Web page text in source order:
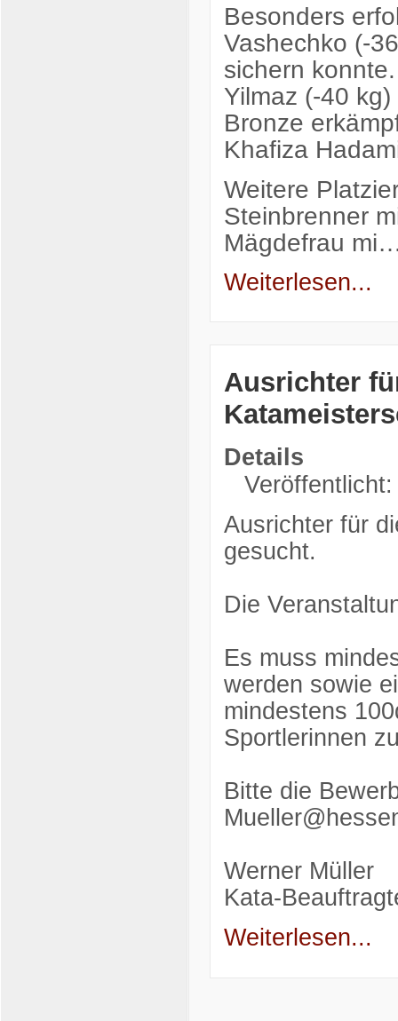
Besonders
Vashechko (-
sichern
Yilmaz (-40
Bronze
Khafiza
Weitere
Steinbrenner
Mägdefrau
Weiterlesen...
Ausrichter
Details
Ausrichter für
gesucht.
Die
Es muss
werden sowie
mindestens
Sportlerinnen
Bitte die
Werner Müller
Kata-
Weiterlesen...